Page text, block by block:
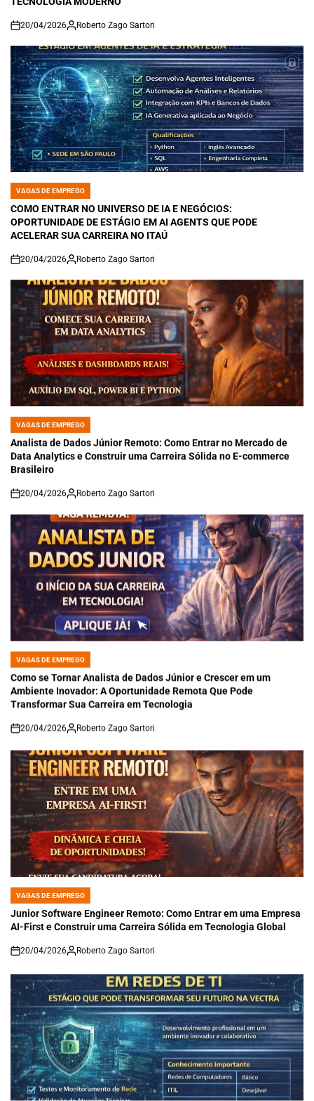
on
20/04/2026 Roberto Zago Sartori
POSTED
IN
VAGAS DE EMPREGO
COMO ENTRAR NO UNIVERSO DE IA E NEGÓCIOS:
OPORTUNIDADE DE ESTÁGIO EM AI AGENTS QUE PODE
ACELERAR SUA CARREIRA NO ITAÚ
on
20/04/2026 Roberto Zago Sartori
POSTED
IN
VAGAS DE EMPREGO
Analista de Dados Júnior Remoto: Como Entrar no Mercado de
Data Analytics e Construir uma Carreira Sólida no E-commerce
Brasileiro
on
20/04/2026 Roberto Zago Sartori
POSTED
IN
VAGAS DE EMPREGO
Como se Tornar Analista de Dados Júnior e Crescer em um
Ambiente Inovador: A Oportunidade Remota Que Pode
Transformar Sua Carreira em Tecnologia
on
20/04/2026 Roberto Zago Sartori
POSTED
VAGAS DE EMPREGO
Junior Software Engineer Remoto: Como Entrar em uma Empresa
AI-First e Construir uma Carreira Sólida em Tecnologia Global
on
20/04/2026 Roberto Zago Sartori